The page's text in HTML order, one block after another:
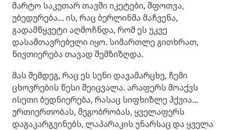
მარტო საკუთარ თავში იკეტები, შფოთვა,
უბედურება... ის, რაც ბერლინმა მაჩვენა,
გადამწყვეტი აღმოჩნდა, რომ ეს უკვე
დასამთავრებელი იყო. სიმართლე გითხრათ,
ნივთიერება თავად შემზიზღდა.
მას შემდეგ, რაც ეს სენი დავამარცხე, ჩემი
ცხოვრების წესი შეიცვალა. არაფერს მოაქვს
ისეთი ბედნიერება, რასაც სიფხიზლე ჰქვია...
ურთიერთობას, მეგობრობას, ყველაფერს
დაგაკარგვინებს, ლაპარაკის უნარსაც და ყველა